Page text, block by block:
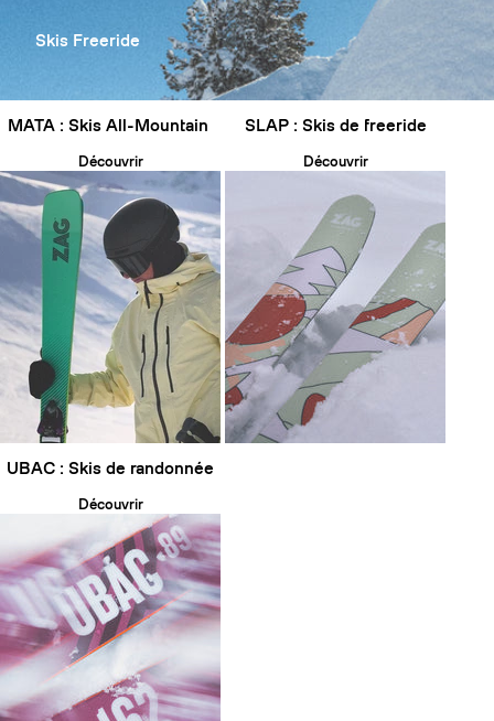
Skis Freeride
MATA : Skis All-Mountain
Découvrir
SLAP : Skis de freeride
Découvrir
UBAC : Skis de randonnée
Découvrir